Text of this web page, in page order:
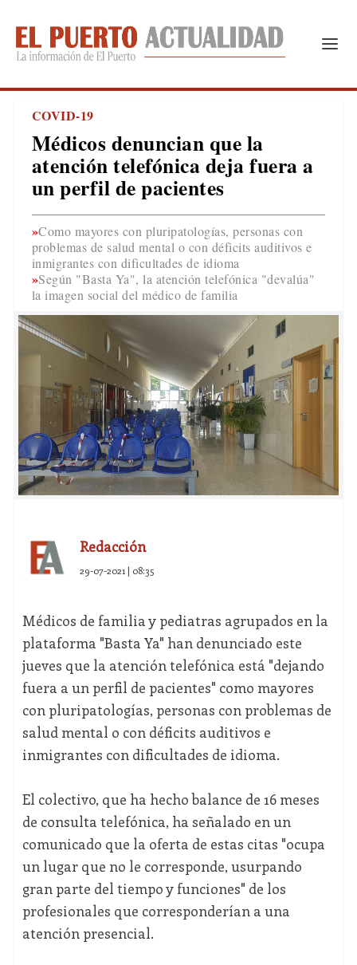
COVID-19
Médicos denuncian que la
atención telefónica deja fuera a
un perfil de pacientes
Como mayores con pluripatologías, personas con
problemas de salud mental o con déficits auditivos e
inmigrantes con dificultades de idioma
Según "Basta Ya", la atención telefónica "devalúa"
la imagen social del médico de familia
Redacción
29-07-2021 | 08:35
Médicos de familia y pediatras agrupados en la
plataforma "Basta Ya" han denunciado este
jueves que la atención telefónica está "dejando
fuera a un perfil de pacientes" como mayores
con pluripatologías, personas con problemas de
salud mental o con déficits auditivos e
inmigrantes con dificultades de idioma.
El colectivo, que ha hecho balance de 16 meses
de consulta telefónica, ha señalado en un
comunicado que la oferta de estas citas "ocupa
un lugar que no le corresponde, usurpando
gran parte del tiempo y funciones" de los
profesionales que corresponderían a una
atención presencial.